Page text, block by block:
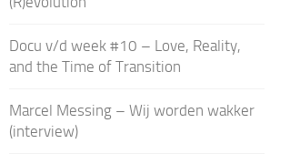
Docu v/d week #10 – Love, Reality,
and the Time of Transition
Marcel Messing – Wij worden wakker
(interview)